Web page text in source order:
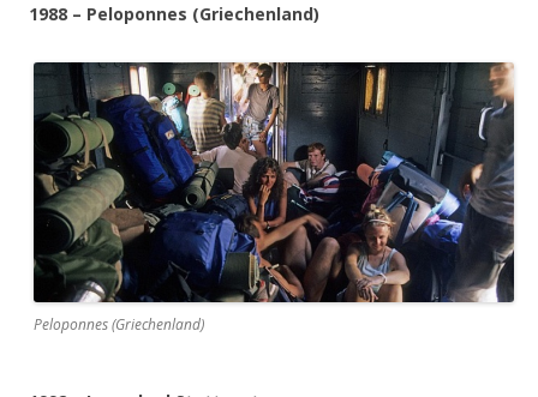
1988 – Peloponnes (Griechenland)
Peloponnes (Griechenland)